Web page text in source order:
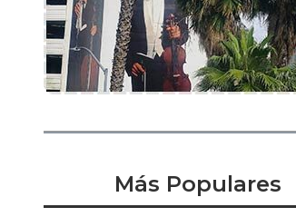
Más Populares